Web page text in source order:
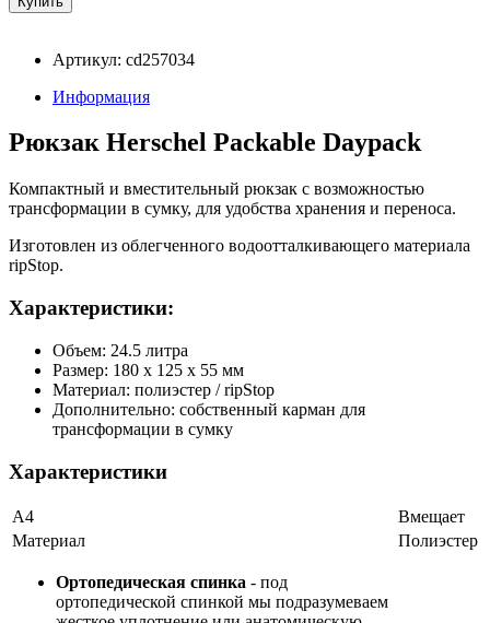
Артикул: cd257034
Информация
Рюкзак Herschel Packable Daypack
Компактный и вместительный рюкзак с возможностью
трансформации в сумку, для удобства хранения и переноса.
Изготовлен из облегченного водоотталкивающего материала
ripStop.
Характеристики:
Объем: 24.5 литра
Размер: 180 х 125 х 55 мм
Материал: полиэстер / ripStop
Дополнительно: собственный карман для
трансформации в сумку
Характеристики
А4
Вмещает
Материал
Полиэстер
Ортопедическая спинка - под
ортопедической спинкой мы подразумеваем